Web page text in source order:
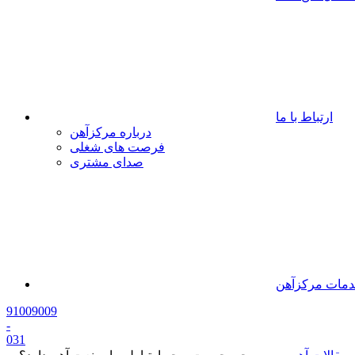
ارتباط با ما
درباره مرکزآهن
فرصت های شغلی
صدای مشتری
مرکزآهن
91009009
-
031